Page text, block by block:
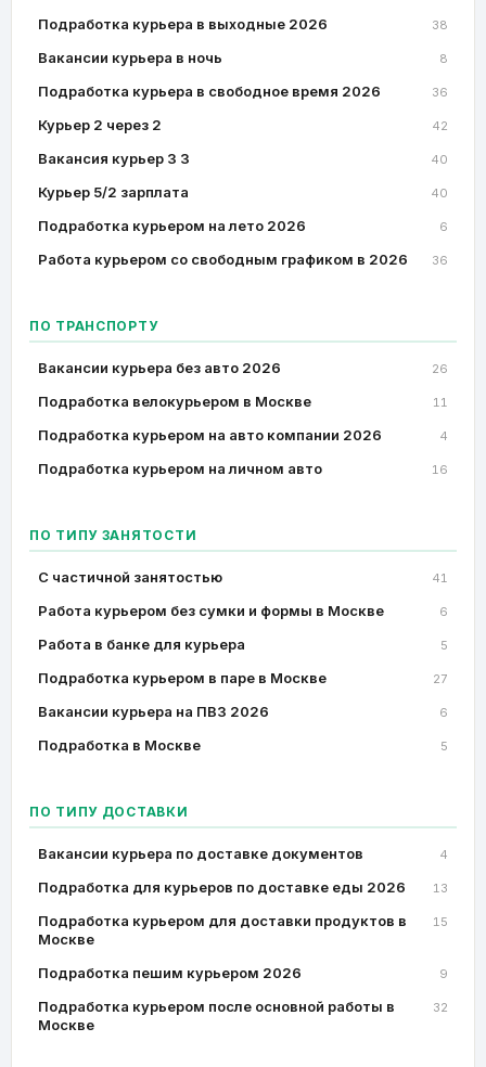
Подработка курьера в выходные 2026 38
Вакансии курьера в ночь 8
Подработка курьера в свободное время 2026 36
Курьер 2 через 2 42
Вакансия курьер 3 3 40
Курьер 5/2 зарплата 40
Подработка курьером на лето 2026 6
Работа курьером со свободным графиком в 2026 36
ПО ТРАНСПОРТУ
Вакансии курьера без авто 2026 26
Подработка велокурьером в Москве 11
Подработка курьером на авто компании 2026 4
Подработка курьером на личном авто 16
ПО ТИПУ ЗАНЯТОСТИ
C частичной занятостью 41
Работа курьером без сумки и формы в Москве 6
Работа в банке для курьера 5
Подработка курьером в паре в Москве 27
Вакансии курьера на ПВЗ 2026 6
Подработка в Москве 5
ПО ТИПУ ДОСТАВКИ
Вакансии курьера по доставке документов 4
Подработка для курьеров по доставке еды 2026 13
Подработка курьером для доставки продуктов в
Москве
15
Подработка пешим курьером 2026 9
Подработка курьером после основной работы в
Москве
32